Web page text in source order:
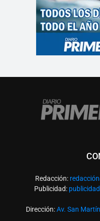
Redacción: redacció
Publicidad:
Dirección:Av. San